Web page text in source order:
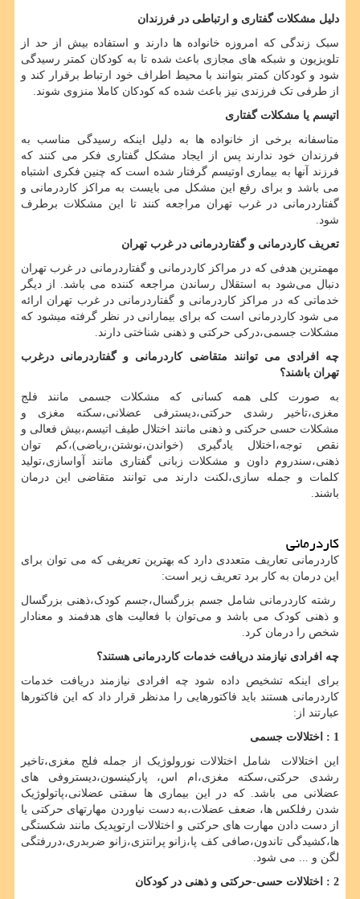
دلیل مشکلات گفتاری و ارتباطی در فرزندان
سبک زندگی که امروزه خانواده ها دارند و استفاده بیش از حد از
تلویزیون و شبکه های مجازی باعث شده تا به کودکان کمتر رسیدگی
شود و کودکان کمتر بتوانند با محیط اطراف خود ارتباط برقرار کند و
از طرفی تک فرزندی نیز باعث شده که کودکان کاملا منزوی شوند.
اتیسم یا مشکلات گفتاری
متاسفانه برخی از خانواده ها به دلیل اینکه رسیدگی مناسب به
فرزندان خود ندارند پس از ایجاد مشکل گفتاری فکر می کنند که
فرزند آنها به بیماری اوتیسم گرفتار شده است که چنین فکری اشتباه
می باشد و برای رفع این مشکل می بایست به مراکز کاردرمانی و
گفتاردرمانی در غرب تهران مراجعه کنند تا این مشکلات برطرف
شود.
تعریف کاردرمانی و گفتاردرمانی در غرب تهران
مهمترین هدفی که در مراکز کاردرمانی و گفتاردرمانی در غرب تهران
دنبال می‌شود به استقلال رساندن مراجعه کننده می باشد. از دیگر
خدماتی که در مراکز کاردرمانی و گفتاردرمانی در غرب تهران ارائه
می ‌شود کاردرمانی است که برای بیمارانی در نظر گرفته میشود که
مشکلات جسمی،درکی حرکتی و ذهنی شناختی دارند.
چه افرادی می توانند متقاضی کاردرمانی و گفتاردرمانی درغرب
تهران باشند؟
به صورت کلی همه کسانی که مشکلات جسمی مانند فلج
مغزی،تاخیر رشدی حرکتی،دیسترفی عضلانی،سکته مغزی و
مشکلات حسی حرکتی و ذهنی مانند اختلال طیف اتیسم،بیش فعالی و
نقص توجه،اختلال یادگیری (خواندن،نوشتن،ریاضی)،کم توان
ذهنی،سندروم داون و مشکلات زبانی گفتاری مانند آواسازی،تولید
کلمات و جمله سازی،لکنت دارند می توانند متقاضی این درمان
باشند.
کاردرمانی
کاردرمانی تعاریف متعددی دارد که بهترین تعریفی که می‌ توان برای
این درمان به کار برد تعریف زیر است:
رشته کاردرمانی شامل جسم بزرگسال،جسم کودک،ذهنی بزرگسال
و ذهنی کودک می باشد و می‌توان با فعالیت های هدفمند و معنادار
شخص را درمان کرد.
چه افرادی نیازمند دریافت خدمات کاردرمانی هستند؟
برای اینکه تشخیص داده شود چه افرادی نیازمند دریافت خدمات
کاردرمانی هستند باید فاکتورهایی را مدنظر قرار داد که این فاکتورها
عبارتند از:
1 : اختلالات جسمی
این اختلالات شامل اختلالات نورولوژیک از جمله فلج مغزی،تاخیر
رشدی حرکتی،سکته مغزی،ام اس، پارکینسون،دیستروفی های
عضلانی می باشد. که در این بیماری ها سفتی عضلانی،پاتولوژیک
شدن رفلکس ها، ضعف عضلات،به دست نیاوردن مهارتهای حرکتی یا
از دست دادن مهارت های حرکتی و اختلالات ارتوپدیک مانند شکستگی
ها،کشیدگی تاندون،صافی کف پا،زانو پرانتزی،زانو ضربدری،دررفتگی
لگن و ... می شود.
2 : اختلالات حسی-حرکتی و ذهنی در کودکان